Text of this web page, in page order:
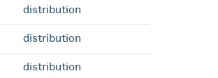
distribution
distribution
distribution